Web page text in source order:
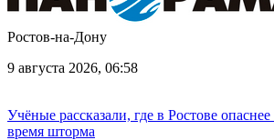
Ростов-на-Дону
9 августа 2026, 06:58
Учёные рассказали, где в Ростове опаснее
время шторма